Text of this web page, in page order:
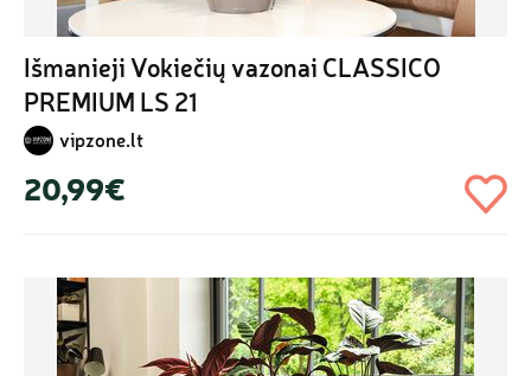
Išmanieji Vokiečių vazonai CLASSICO
PREMIUM LS 21
vipzone.lt
20,99€